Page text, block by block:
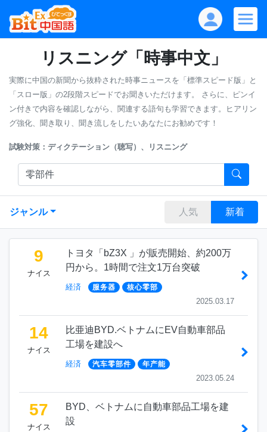
リスニング「時事中文」
実際に中国の新聞から抜粋された時事ニュースを「標準スピード版」と
「スロー版」の2段階スピードでお聞きいただけます。
さらに、ピンイ
ン付きで内容を確認しながら、関連する語句も学習できます。ヒアリン
グ強化、聞き取り、聞き流しをしたいあなたにお勧めです！
試験対策：ディクテーション（聴写）、リスニング
ジャンル 人気 新着
9
ナイス
トヨタ「bZ3X 」が販売開始、約200万
円から。1時間で注文1万台突破
経済 服务器 核心零部
2025.03.17
14
ナイス
比亜迪BYD.ベトナムにEV自動車部品
工場を建設へ
経済 汽车零部件 年产能
2023.05.24
57
ナイス
BYD、ベトナムに自動車部品工場を建
設